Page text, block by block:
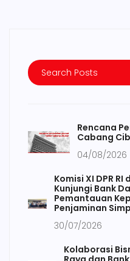
Rencana
Cabang
04/08/2026
Komisi XI DPR
Kunjungi Bank
Pemantauan
Penjaminan
30/07/2026
Kolaborasi